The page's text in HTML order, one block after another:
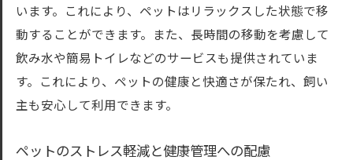
います。これにより、ペットはリラックスした状態で移
動することができます。また、長時間の移動を考慮して
飲み水や簡易トイレなどのサービスも提供されていま
す。これにより、ペットの健康と快適さが保たれ、飼い
主も安心して利用できます。
ペットのストレス軽減と健康管理への配慮